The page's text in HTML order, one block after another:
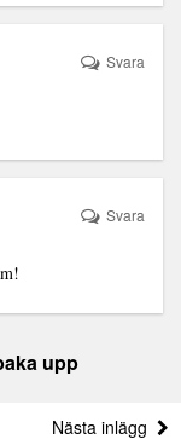
Svara
Svara
upp
Nästa inlägg